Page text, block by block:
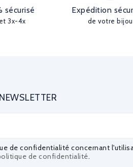
sécurisé
3x-4x
Expédition
de votre bijou
de confidentialité concernant
de confidentialité.